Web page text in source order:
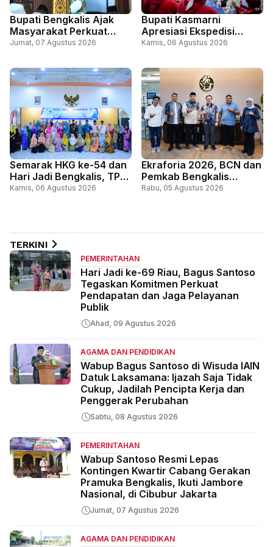
Bupati Bengkalis Ajak
Masyarakat Perkuat
Persatuan Lewat Doa
Jadi ke-69 Riau dan HUT
ke-81 RI
Jumat, 07 Agustus 2026
Bupati Kasmarni
Apresiasi Ekspedisi
Merah Putih Presisi,
Masyarakat Perbatasan
Kamis, 06 Agustus 2026
Semarak HKG ke-54 dan
Hari Jadi Bengkalis, TP
PKK Bengkalis Gelar
Kamis, 06 Agustus 2026
Ekraforia 2026, BCN dan
Pemkab Bengkalis
Gandeng Kemenko PM
Rabu, 05 Agustus 2026
TERKINI
PEMERINTAHAN
Hari Jadi ke-69 Riau, Bagus Santoso
Tegaskan Komitmen Perkuat
Pendapatan dan Jaga Pelayanan
Publik
Ahad, 09 Agustus 2026
AGAMA DAN PENDIDIKAN
Wabup Bagus Santoso di Wisuda IAIN
Datuk Laksamana: Ijazah Saja Tidak
Cukup, Jadilah Pencipta Kerja dan
Penggerak Perubahan
Sabtu, 08 Agustus 2026
PEMERINTAHAN
Wabup Santoso Resmi Lepas
Kontingen Kwartir Cabang Gerakan
Pramuka Bengkalis, Ikuti Jambore
Nasional, di Cibubur Jakarta
Jumat, 07 Agustus 2026
AGAMA DAN PENDIDIKAN